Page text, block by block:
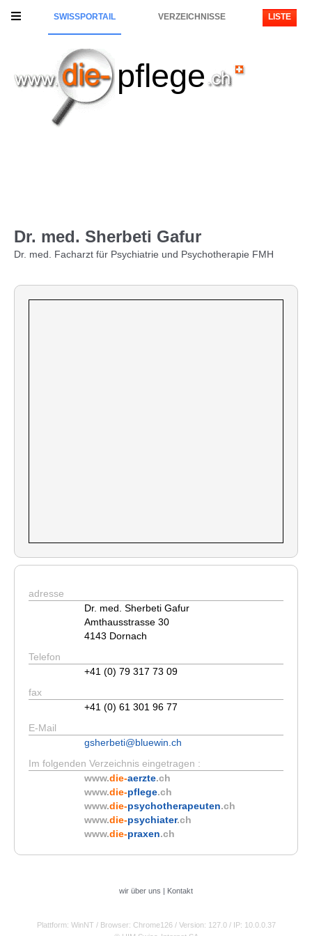
SWISSPORTAIL VERZEICHNISSE LISTE
pflege
Dr. med. Sherbeti Gafur
Dr. med. Facharzt für Psychiatrie und Psychotherapie FMH
adresse
Dr. med. Sherbeti Gafur
Amthausstrasse 30
4143 Dornach
Telefon
+41 (0) 79 317 73 09
fax
+41 (0) 61 301 96 77
E-Mail
gsherbeti@bluewin.ch
Im folgenden Verzeichnis eingetragen :
www.die-aerzte.ch
www.die-pflege.ch
www.die-psychotherapeuten.ch
www.die-psychiater.ch
www.die-praxen.ch
wir über uns | Kontakt
Plattform: WinNT / Browser: Chrome126 / Version: 127.0 / IP: 10.0.0.37